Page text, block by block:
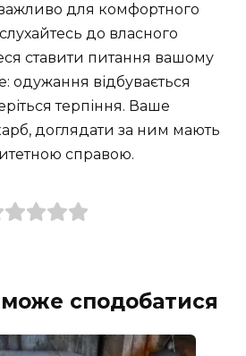
для комфортного
до власного
ставити питання вашому
одужання відбувається
терпіння. Ваше
доглядати за ним мають
справою.
сподобатися